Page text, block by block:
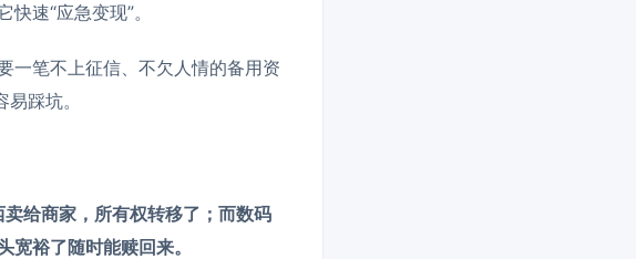
速“应急变现”。
笔不上征信、不欠人情的备用资
踩坑。
卖给商家，所有权转移了；而数码
裕了随时能赎回来。